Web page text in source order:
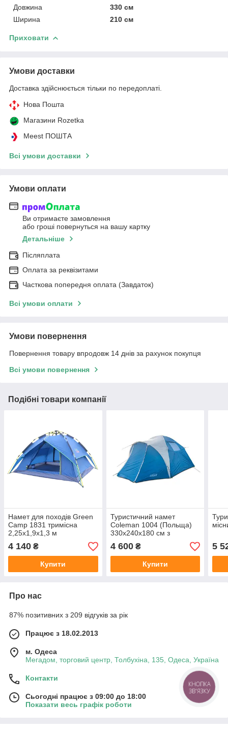
Довжина
330 см
Ширина
210 см
Приховати
Умови доставки
Доставка здійснюється тільки по передоплаті.
Нова Пошта
Магазини Rozetka
Meest ПОШТА
Всі умови доставки
Умови оплати
Ви отримаєте замовлення
або гроші повернуться на вашу картку
Детальніше
Післяплата
Оплата за реквізитами
Часткова попередня оплата (Завдаток)
Всі умови оплати
Умови повернення
Повернення товару впродовж 14 днів за рахунок покупця
Всі умови повернення
Подібні товари компанії
Намет для походів Green
Camp 1831 тримісна
2,25х1,9х1,3 м
4 140 ₴
Купити
Туристичний намет
Coleman 1004 (Польща)
330х240х180 см з
покриттям
4 600₴
Купити
5
Про нас
87% позитивних з 209 відгуків за рік
Працює з 18.02.2013
м. Одеса
Мегадом, торговий центр, Толбухіна, 135, Одеса, Україна
Контакти
Сьогодні працює з 09:00 до 18:00
Показати весь графік роботи
КНОПКА
ЗВ'ЯЗКУ